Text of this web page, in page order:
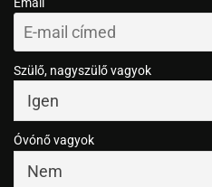
Szülő, nagyszülő vagyok
Óvónő vagyok